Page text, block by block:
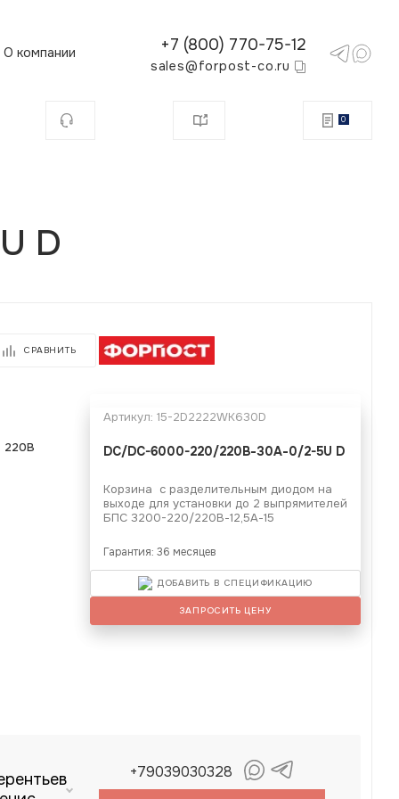
О компании +7 (800) 770-75-12
sales@forpost-co.ru
0
D
СРАВНИТЬ
220В
Артикул: 15-2D2222WK630D
DC/DC-6000-220/220В-30А-0/2-5U D
Корзина с разделительным диодом на
выходе для установки до 2 выпрямителей
БПС 3200-220/220В-12,5А-15
Гарантия: 36 месяцев
ДОБАВИТЬ В СПЕЦИФИКАЦИЮ
ЗАПРОСИТЬ ЦЕНУ
+79039030328